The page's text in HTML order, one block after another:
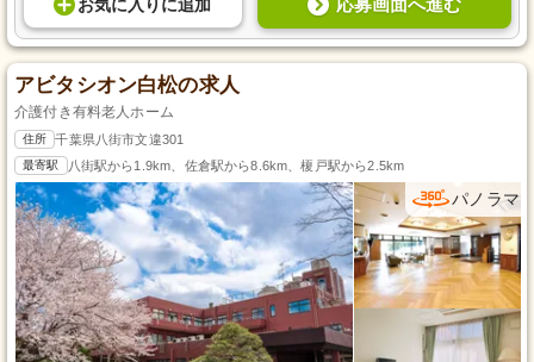
お気に入り に追加 応募画面へ進む
アビタシオン白松の求人
介護付き有料老人ホーム
住所 千葉県八街市文違301
最寄駅 八街駅から1.9km、佐倉駅から8.6km、榎戸駅から2.5km
パノラマ